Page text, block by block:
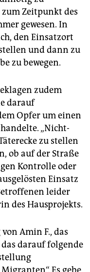
zum Zeitpunkt des
gewesen. In
den Einsatzort
und dann zu
zu bewegen.
zudem
darauf
Opfer um einen
„Nicht-
zu stellen
ob auf der Straße
Kontrolle oder
Einsatz
leider
des Hausprojekts.
Amin F., das
darauf folgende